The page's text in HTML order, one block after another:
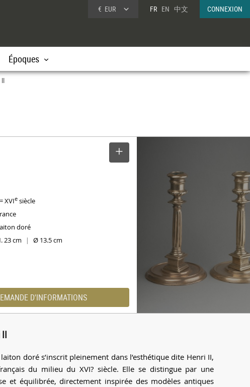
€ EUR FR EN 中文 CONNEXION
Époques
II
XVIe siècle
doré
23 cm | Ø 13.5 cm
D'INFORMATIONS
doré s’inscrit pleinement dans l’esthétique dite Henri II,
du milieu du XVI? siècle. Elle se distingue par une
et équilibrée, directement inspirée des modèles antiques